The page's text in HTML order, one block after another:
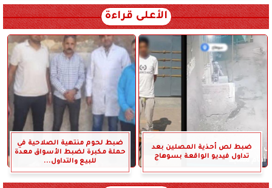
الأعلى قراءة
ضبط لص أحذية المصلين بعد
تداول فيديو الواقعة بسوهاج
ضبط لحوم منتهية الصلاحية في
حملة مكبرة لضبط الأسواق معدة
للبيع والتداول...